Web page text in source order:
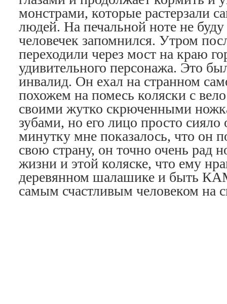
монстрами, которые растерзали
людей. На печальной ноте не
человечек запомнился. Утром
переходили через мост на краю
удивительного персонажа. Это
инвалид. Он ехал на странном
похожем на помесь коляски с
своими жутко скрюченными
зубами, но его лицо просто сияло
минутку мне показалось, что он
свою страну, он точно очень рад
жизни и этой коляске, что ему
деревянном шалашике и
самым счастливым человеком на